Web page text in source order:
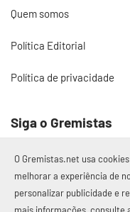
Quem somos
Política Editorial
Política de privacidade
Siga o Gremistas
©
O Gremistas.net usa
melhorar a experiência de
personalizar publicidade e